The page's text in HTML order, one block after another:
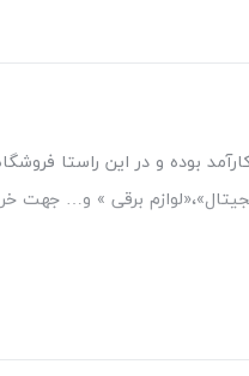
بوده و در این راستا
برقی » و… جهت